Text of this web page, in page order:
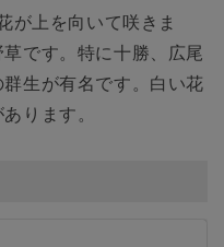
が上を向いて咲きま
です。特に十勝、広尾
生が有名です。白い花
ります。